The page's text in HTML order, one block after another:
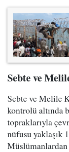
Sebte ve
Sebte ve Melile
kontrolü altında
topraklarıyla
nüfusu yaklaşık